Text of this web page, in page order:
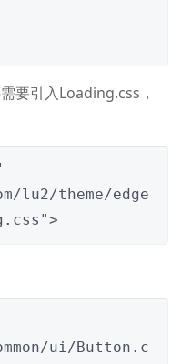
要引入Loading.css，
lu2/theme/edge
ui/Button.c